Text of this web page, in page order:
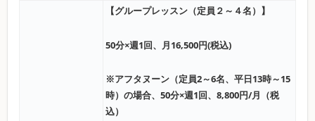
【グループレッスン（定員２～４名）】
50分×週1回、月16,500円(税込)
※アフタヌーン（定員2～6名、平日13時～15
時）の場合、50分×週1回、8,800円/月（税
込）